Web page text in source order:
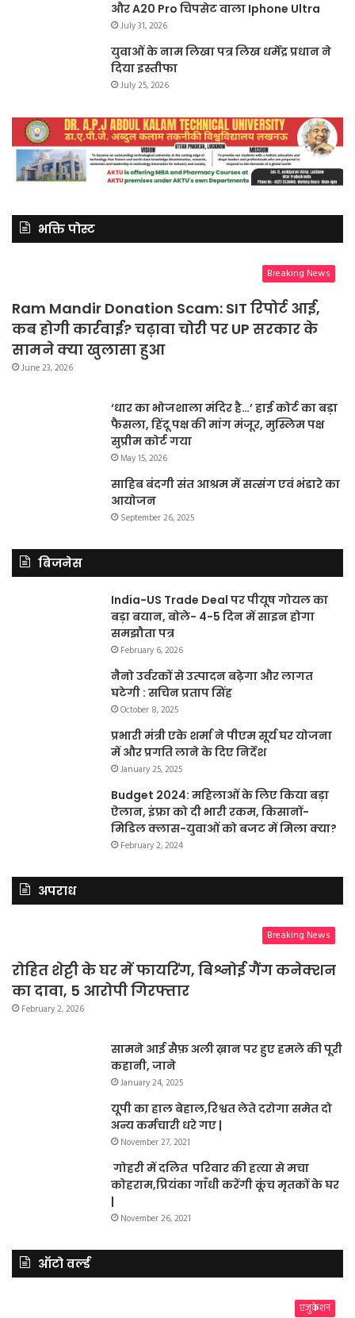
और A20 Pro चिपसेट वाला Iphone Ultra
July 31, 2026
युवाओं के नाम लिखा पत्र लिख धर्मेंद्र प्रधान ने
दिया इस्तीफा
July 25, 2026
भक्ति पोस्ट
Breaking News
Ram Mandir Donation Scam: SIT रिपोर्ट आई,
कब होगी कार्रवाई? चढ़ावा चोरी पर UP सरकार के
सामने क्या खुलासा हुआ
June 23, 2026
‘धार का भोजशाला मंदिर है…’ हाई कोर्ट का बड़ा
फैसला, हिंदू पक्ष की मांग मंजूर, मुस्लिम पक्ष
सुप्रीम कोर्ट गया
May 15, 2026
साहिब बंदगी संत आश्रम में सत्संग एवं भंडारे का
आयोजन
September 26, 2025
बिजनेस
India-US Trade Deal पर पीयूष गोयल का
बड़ा बयान, बोले- 4-5 दिन में साइन होगा
समझौता पत्र
February 6, 2026
नैनो उर्वरकों से उत्पादन बढ़ेगा और लागत
घटेगी : सचिन प्रताप सिंह
October 8, 2025
प्रभारी मंत्री एके शर्मा ने पीएम सूर्य घर योजना
में और प्रगति लाने के दिए निर्देश
January 25, 2025
Budget 2024: महिलाओं के लिए किया बड़ा
ऐलान, इंफ्रा को दी भारी रकम, किसानों-
मिडिल क्लास-युवाओं को बजट में मिला क्या?
February 2, 2024
अपराध
Breaking News
रोहित शेट्टी के घर में फायरिंग, बिश्नोई गैंग कनेक्शन
का दावा, 5 आरोपी गिरफ्तार
February 2, 2026
सामने आई सैफ़ अली ख़ान पर हुए हमले की पूरी
कहानी, जाने
January 24, 2025
यूपी का हाल बेहाल,रिश्वत लेते दरोगा समेत दो
अन्य कर्मचारी धरे गए |
November 27, 2021
गोहरी में दलित परिवार की हत्या से मचा
कोहराम,प्रियंका गाँधी करेंगी कूंच मृतकों के घर
|
November 26, 2021
ऑटो वर्ल्ड
एजुकेशन